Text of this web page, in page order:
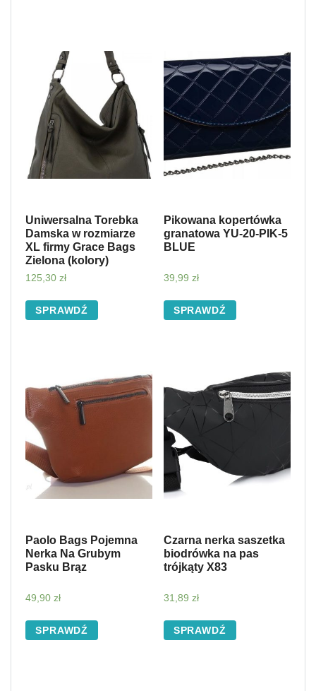
Uniwersalna Torebka
Damska w rozmiarze
XL firmy Grace Bags
Zielona (kolory)
125,30 zł
SPRAWDŹ
Pikowana kopertówka
granatowa YU-20-PIK-5
BLUE
39,99 zł
SPRAWDŹ
Paolo Bags Pojemna
Nerka Na Grubym
Pasku Brąz
49,90 zł
SPRAWDŹ
Czarna nerka saszetka
biodrówka na pas
trójkąty X83
31,89 zł
SPRAWDŹ